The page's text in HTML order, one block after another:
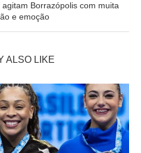
Borrazópolis com muita
e emoção
ALSO LIKE